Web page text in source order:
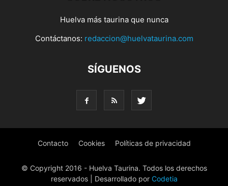
Huelva más taurina que nunca
Contáctanos: redaccion@huelvataurina.com
SÍGUENOS
Contacto Cookies Políticas de privacidad
© Copyright 2016 - Huelva Taurina. Todos los derechos
reservados | Desarrollado por Codetia